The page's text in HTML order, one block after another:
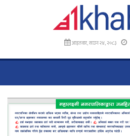
आइतवार, साउन २४, २०८३